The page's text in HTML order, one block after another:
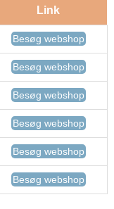
Link
Besøg webshop
Besøg webshop
Besøg webshop
Besøg webshop
Besøg webshop
Besøg webshop